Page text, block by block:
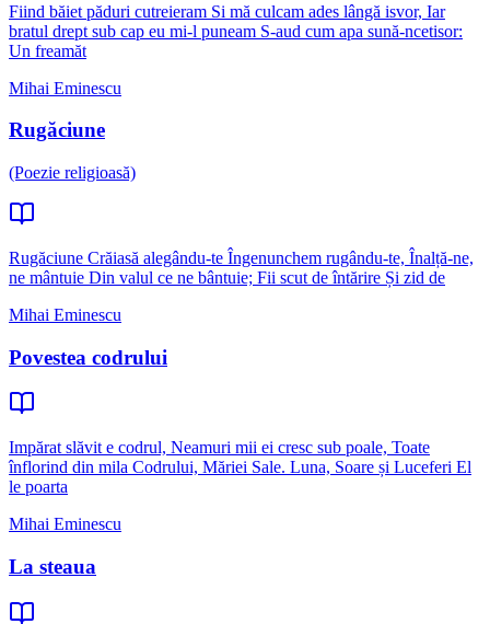
Fiind băiet păduri cutreieram Si mă culcam ades lângă isvor, Iar
bratul drept sub cap eu mi-l puneam S-aud cum apa sună-ncetisor:
Un freamăt
Mihai Eminescu
Rugăciune
(Poezie religioasă)
Rugăciune Crăiasă alegându-te Îngenunchem rugându-te, Înalță-ne,
ne mântuie Din valul ce ne bântuie; Fii scut de întărire Și zid de
Mihai Eminescu
Povestea codrului
Impărat slăvit e codrul, Neamuri mii ei cresc sub poale, Toate
înflorind din mila Codrului, Măriei Sale. Luna, Soare și Luceferi El
le poarta
Mihai Eminescu
La steaua